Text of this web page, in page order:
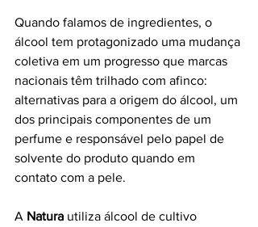
Quando falamos de ingredientes, o
álcool tem protagonizado uma mudança
coletiva em um progresso que marcas
nacionais têm trilhado com afinco:
alternativas para a origem do álcool, um
dos principais componentes de um
perfume e responsável pelo papel de
solvente do produto quando em
contato com a pele.
A Natura utiliza álcool de cultivo